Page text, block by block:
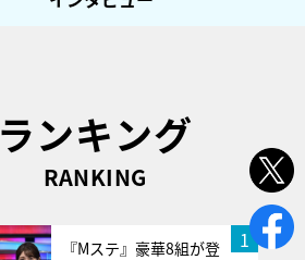
ランキング
RANKING
1
『Mステ』豪華8組が登